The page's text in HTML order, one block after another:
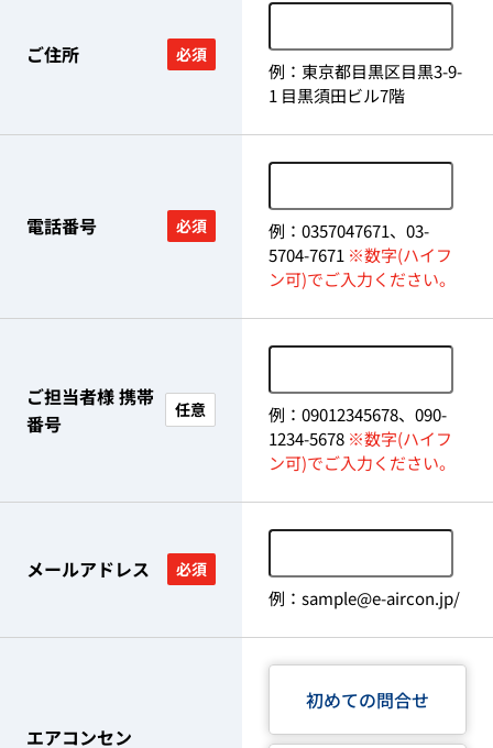
ご住所 必須
例：東京都目黒区目黒3-9-
1 目黒須田ビル7階
電話番号 必須
例：0357047671、03-
5704-7671 ※数字(ハイフ
ン可)でご入力ください。
ご担当者様 携帯
番号
任意
例：09012345678、090-
1234-5678 ※数字(ハイフ
ン可)でご入力ください。
メールアドレス 必須
例：sample@e-aircon.jp/
エアコンセン
初めての問合せ